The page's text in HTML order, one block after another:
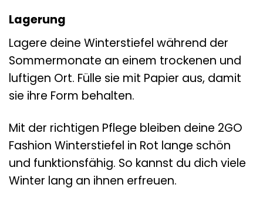
Lagerung
Lagere deine Winterstiefel während der
Sommermonate an einem trockenen und
luftigen Ort. Fülle sie mit Papier aus, damit
sie ihre Form behalten.
Mit der richtigen Pflege bleiben deine 2GO
Fashion Winterstiefel in Rot lange schön
und funktionsfähig. So kannst du dich viele
Winter lang an ihnen erfreuen.